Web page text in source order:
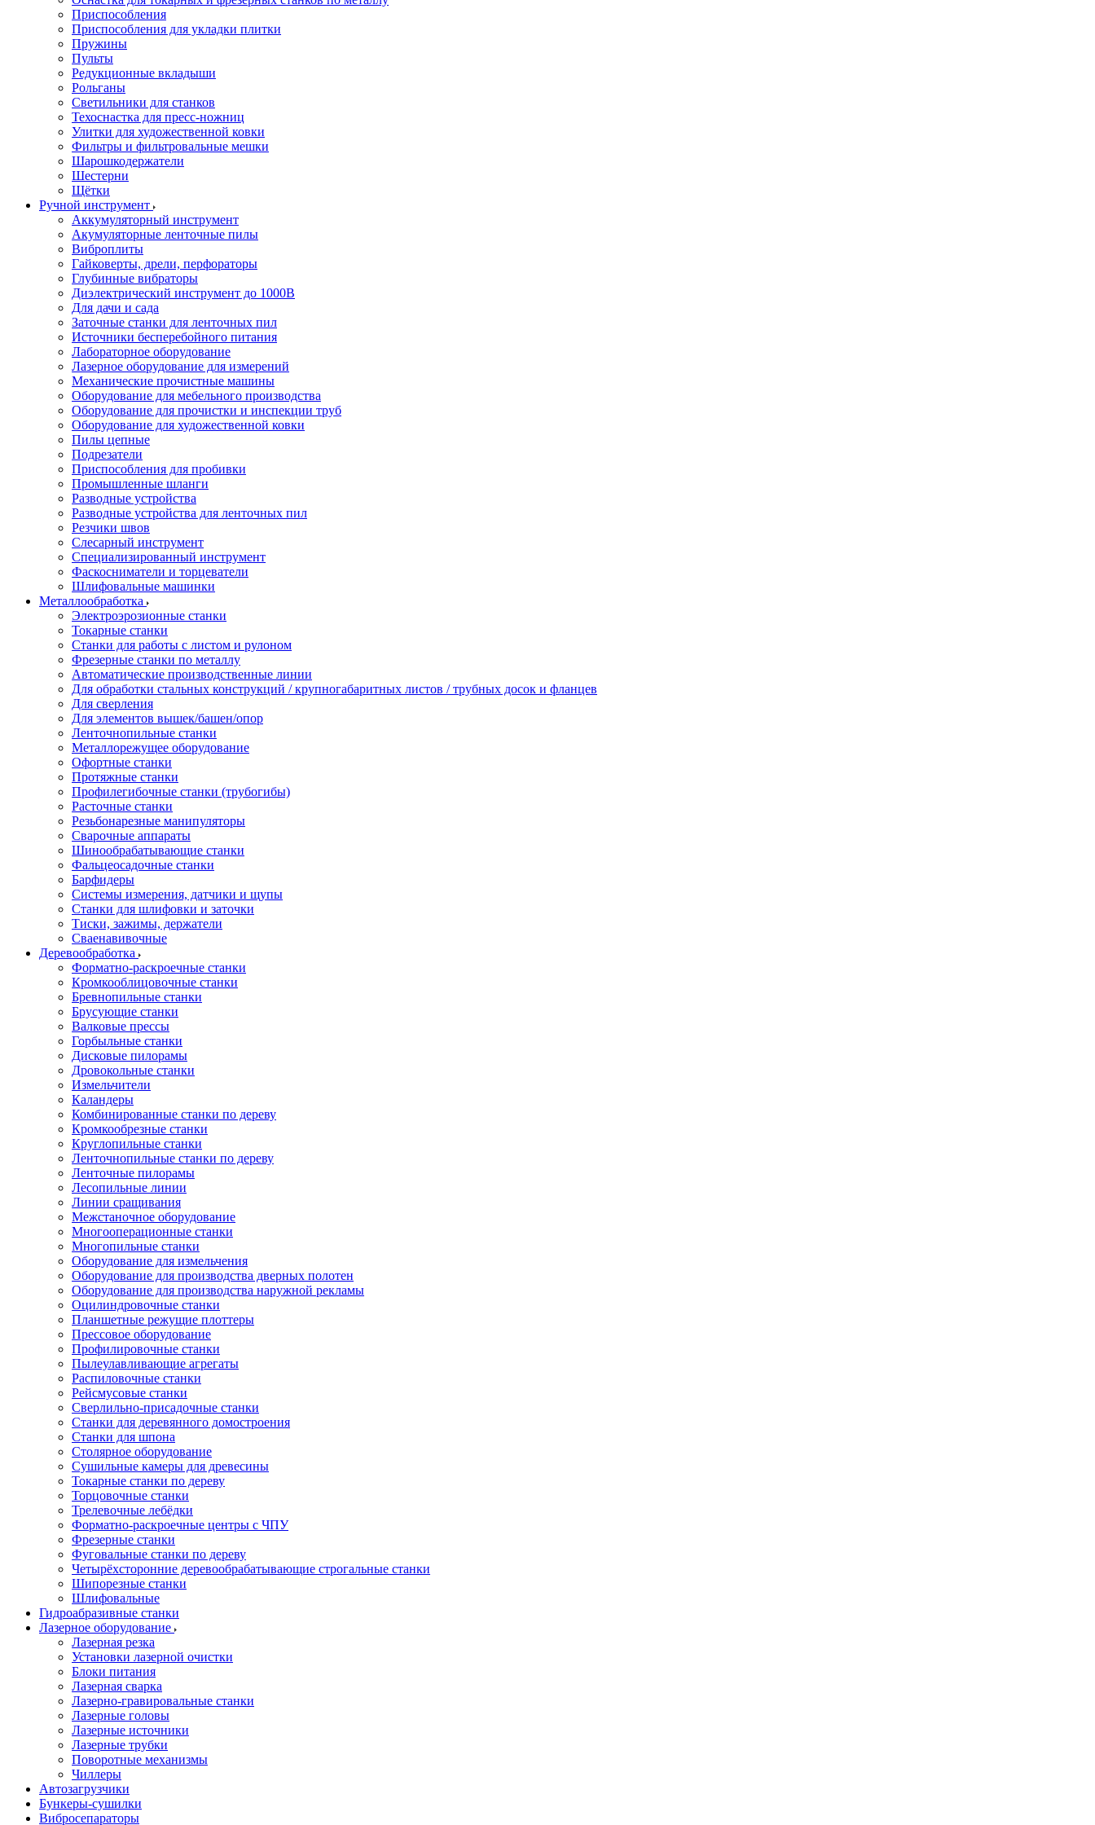
Приспособления
Приспособления для укладки плитки
Пружины
Пульты
Редукционные вкладыши
Рольганы
Светильники для станков
Техоснастка для пресс-ножниц
Улитки для художественной ковки
Фильтры и фильтровальные мешки
Шарошкодержатели
Шестерни
Щётки
Ручной инструмент
Аккумуляторный инструмент
Акумуляторные ленточные пилы
Виброплиты
Гайковерты, дрели, перфораторы
Глубинные вибраторы
Диэлектрический инструмент до 1000В
Для дачи и сада
Заточные станки для ленточных пил
Источники бесперебойного питания
Лабораторное оборудование
Лазерное оборудование для измерений
Механические прочистные машины
Оборудование для мебельного производства
Оборудование для прочистки и инспекции труб
Оборудование для художественной ковки
Пилы цепные
Подрезатели
Приспособления для пробивки
Промышленные шланги
Разводные устройства
Разводные устройства для ленточных пил
Резчики швов
Слесарный инструмент
Специализированный инструмент
Фаскосниматели и торцеватели
Шлифовальные машинки
Металлообработка
Электроэрозионные станки
Токарные станки
Станки для работы с листом и рулоном
Фрезерные станки по металлу
Автоматические производственные линии
Для обработки стальных конструкций / крупногабаритных листов / трубных досок и фланцев
Для сверления
Для элементов вышек/башен/опор
Ленточнопильные станки
Металлорежущее оборудование
Офортные станки
Протяжные станки
Профилегибочные станки (трубогибы)
Расточные станки
Резьбонарезные манипуляторы
Сварочные аппараты
Шинообрабатывающие станки
Фальцеосадочные станки
Барфидеры
Системы измерения, датчики и щупы
Станки для шлифовки и заточки
Тиски, зажимы, держатели
Cваенавивочные
Деревообработка
Форматно-раскроечные станки
Кромкооблицовочные станки
Бревнопильные станки
Брусующие станки
Валковые прессы
Горбыльные станки
Дисковые пилорамы
Дровокольные станки
Измельчители
Каландеры
Комбинированные станки по дереву
Кромкообрезные станки
Круглопильные станки
Ленточнопильные станки по дереву
Ленточные пилорамы
Лесопильные линии
Линии сращивания
Межстаночное оборудование
Многооперационные станки
Многопильные станки
Оборудование для измельчения
Оборудование для производства дверных полотен
Оборудование для производства наружной рекламы
Оцилиндровочные станки
Планшетные режущие плоттеры
Прессовое оборудование
Профилировочные станки
Пылеулавливающие агрегаты
Распиловочные станки
Рейсмусовые станки
Сверлильно-присадочные станки
Станки для деревянного домостроения
Станки для шпона
Столярное оборудование
Сушильные камеры для древесины
Токарные станки по дереву
Торцовочные станки
Трелевочные лебёдки
Форматно-раскроечные центры с ЧПУ
Фрезерные станки
Фуговальные станки по дереву
Четырёхсторонние деревообрабатывающие строгальные станки
Шипорезные станки
Шлифовальные
Гидроабразивные станки
Лазерное оборудование
Лазерная резка
Установки лазерной очистки
Блоки питания
Лазерная сварка
Лазерно-гравировальные станки
Лазерные головы
Лазерные источники
Лазерные трубки
Поворотные механизмы
Чиллеры
Автозагрузчики
Бункеры-сушилки
Вибросепараторы